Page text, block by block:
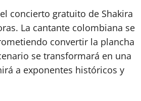
concierto gratuito de Shakira
La cantante colombiana se
convertir la plancha
se transformará en una
a exponentes históricos y